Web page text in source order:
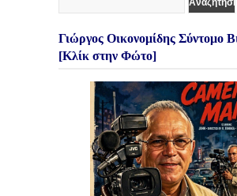
Γιώργος Οικονομίδης Σύντομο
[Κλίκ στην Φώτο]